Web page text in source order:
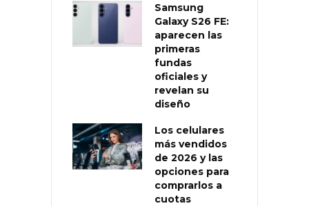
Samsung
Galaxy S26 FE:
aparecen las
primeras
fundas
oficiales y
revelan su
diseño
Los celulares
más vendidos
de 2026 y las
opciones para
comprarlos a
cuotas